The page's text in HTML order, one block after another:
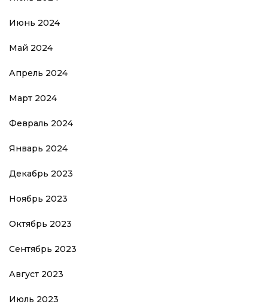
Июнь 2024
Май 2024
Апрель 2024
Март 2024
Февраль 2024
Январь 2024
Декабрь 2023
Ноябрь 2023
Октябрь 2023
Сентябрь 2023
Август 2023
Июль 2023